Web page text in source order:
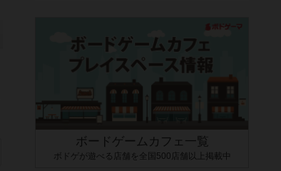
ボードゲームカフェ一覧
ボドゲが遊べる店舗を全国500店舗以上掲載中